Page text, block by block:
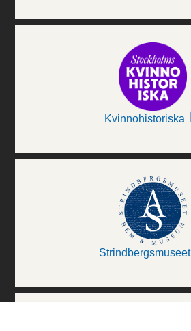
Kvinnohistoriska
Strindbergsmuseet